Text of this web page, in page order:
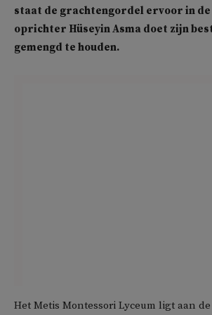
staat de grachtengordel ervoor in
oprichter Hüseyin Asma doet zijn
gemengd te houden.
Het Metis Montessori Lyceum ligt aan